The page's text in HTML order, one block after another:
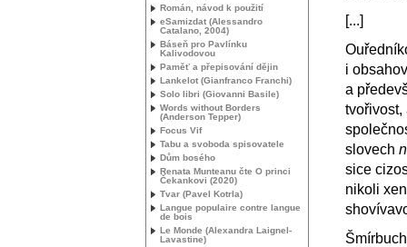
[...]
i
a
tvořivost,
slovech
sice
nikoli
Román, návod k použití
eSamizdat (Alessandro
Catalano, 2004)
Báseň pro Pavlínku
Kalivodovou
Paměť a přepisování dějin
Lankelot (Gianfranco Franchi)
Solo libri (Giovanni Basile)
Words without Borders
(Anderson Tepper)
Focus Vif
Tabu a svoboda spisovatele
Dům bosého
Renata Munteanu čte O princi
Čekankovi (2020)
Tvar (Pavel Kotrla)
Langue populaire contre langue
de bois
Le Monde (Alexandra Laignel-
Lavastine)